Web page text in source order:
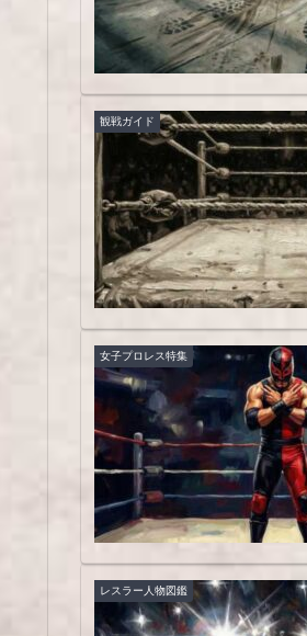
観戦ガイド
女子プロレス特集
レスラー人物図鑑